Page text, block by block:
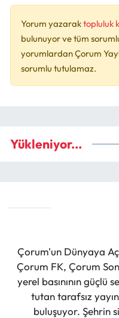
Yorum yazaraktopluluk
bulunuyor ve tüm
yorumlardan Çorum
sorumlu tutulamaz.
Yükleniyor...
Çorum'un Dünyaya
Çorum FK, Çorum
yerel basınının güçlü
tutan tarafsız
buluşuyor. Şehrin